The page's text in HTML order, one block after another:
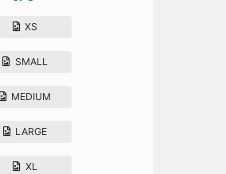
XS
SMALL
MEDIUM
LARGE
XL